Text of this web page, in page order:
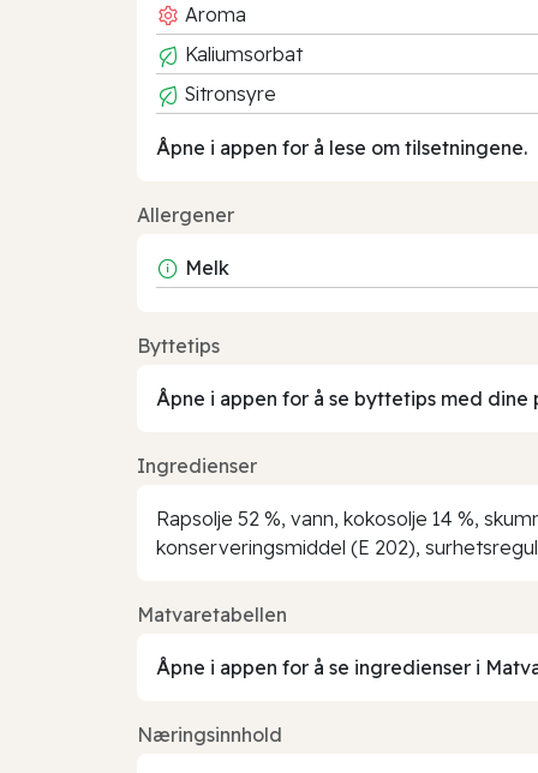
Aroma
Kaliumsorbat
Sitronsyre
Åpne i appen for å lese om tilsetningene.
Allergener
Melk
Byttetips
Åpne i appen for å se byttetips med dine
Ingredienser
Rapsolje 52 %, vann, kokosolje 14 %,
konserveringsmiddel (E 202),
Matvaretabellen
Åpne i appen for å se ingredienser i
Næringsinnhold